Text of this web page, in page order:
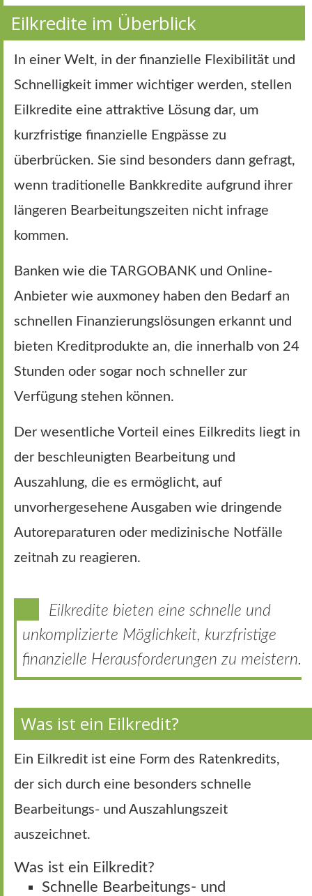
Eilkredite im Überblick
In einer Welt, in der finanzielle Flexibilität und
Schnelligkeit immer wichtiger werden, stellen
Eilkredite eine attraktive Lösung dar, um
kurzfristige finanzielle Engpässe zu
überbrücken. Sie sind besonders dann gefragt,
wenn traditionelle Bankkredite aufgrund ihrer
längeren Bearbeitungszeiten nicht infrage
kommen.
Banken wie die TARGOBANK und Online-
Anbieter wie auxmoney haben den Bedarf an
schnellen Finanzierungslösungen erkannt und
bieten Kreditprodukte an, die innerhalb von 24
Stunden oder sogar noch schneller zur
Verfügung stehen können.
Der wesentliche Vorteil eines Eilkredits liegt in
der beschleunigten Bearbeitung und
Auszahlung, die es ermöglicht, auf
unvorhergesehene Ausgaben wie dringende
Autoreparaturen oder medizinische Notfälle
zeitnah zu reagieren.
Eilkredite bieten eine schnelle und
unkomplizierte Möglichkeit, kurzfristige
finanzielle Herausforderungen zu meistern.
Was ist ein Eilkredit?
Ein Eilkredit ist eine Form des Ratenkredits,
der sich durch eine besonders schnelle
Bearbeitungs- und Auszahlungszeit
auszeichnet.
Was ist ein Eilkredit?
Schnelle Bearbeitungs- und